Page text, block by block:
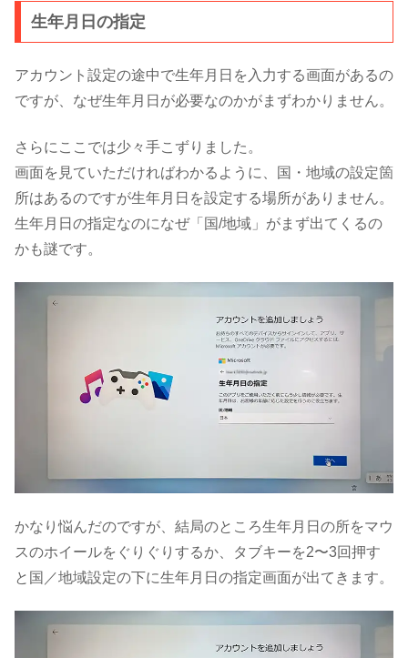
生年月日の指定
アカウント設定の途中で生年月日を入力する画面があるの
ですが、なぜ生年月日が必要なのかがまずわかりません。
さらにここでは少々手こずりました。
画面を見ていただければわかるように、国・地域の設定箇
所はあるのですが生年月日を設定する場所がありません。
生年月日の指定なのになぜ「国/地域」がまず出てくるの
かも謎です。
かなり悩んだのですが、結局のところ生年月日の所をマウ
スのホイールをぐりぐりするか、タブキーを2〜3回押す
と国／地域設定の下に生年月日の指定画面が出てきます。